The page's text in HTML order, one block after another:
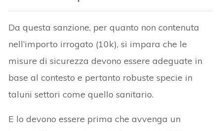
Da questa sanzione, per quanto non contenuta
nell’importo irrogato (10k), si impara che le
misure di sicurezza devono essere adeguate in
base al contesto e pertanto robuste specie in
taluni settori come quello sanitario.
E lo devono essere prima che avvenga un